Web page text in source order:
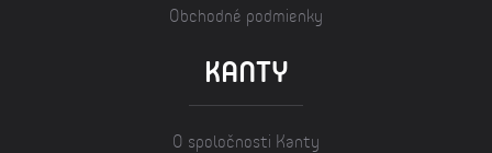
Obchodné podmienky
KANTY
O spoločnosti Kanty